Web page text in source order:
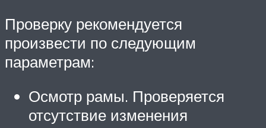
Проверку рекомендуется
произвести по следующим
параметрам:
Осмотр рамы. Проверяется
отсутствие изменения